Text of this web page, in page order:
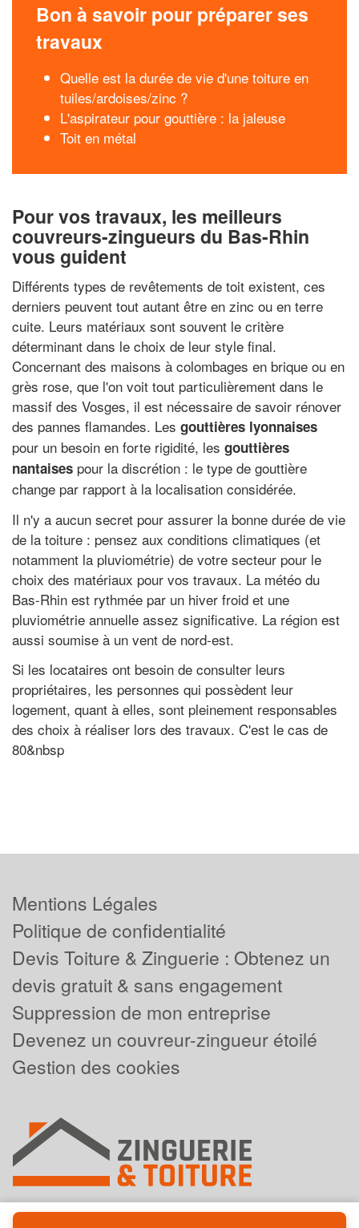
Bon à savoir pour préparer ses
travaux
Quelle est la durée de vie d'une toiture en
tuiles/ardoises/zinc ?
L'aspirateur pour gouttière : la jaleuse
Toit en métal
Pour vos travaux, les meilleurs
couvreurs-zingueurs du Bas-Rhin
vous guident
Différents types de revêtements de toit existent, ces
derniers peuvent tout autant être en zinc ou en terre
cuite. Leurs matériaux sont souvent le critère
déterminant dans le choix de leur style final.
Concernant des maisons à colombages en brique ou en
grès rose, que l'on voit tout particulièrement dans le
massif des Vosges, il est nécessaire de savoir rénover
des pannes flamandes. Les gouttières lyonnaises
pour un besoin en forte rigidité, les gouttières
nantaises pour la discrétion : le type de gouttière
change par rapport à la localisation considérée.
Il n'y a aucun secret pour assurer la bonne durée de vie
de la toiture : pensez aux conditions climatiques (et
notamment la pluviométrie) de votre secteur pour le
choix des matériaux pour vos travaux. La météo du
Bas-Rhin est rythmée par un hiver froid et une
pluviométrie annuelle assez significative. La région est
aussi soumise à un vent de nord-est.
Si les locataires ont besoin de consulter leurs
propriétaires, les personnes qui possèdent leur
logement, quant à elles, sont pleinement responsables
des choix à réaliser lors des travaux. C'est le cas de
80&nbsp
Mentions Légales
Politique de confidentialité
Devis Toiture & Zinguerie : Obtenez un
devis gratuit & sans engagement
Suppression de mon entreprise
Devenez un couvreur-zingueur étoilé
Gestion des cookies